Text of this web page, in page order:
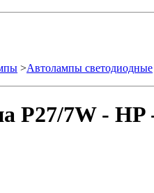
>Автолампы светодиодные
P27/7W -